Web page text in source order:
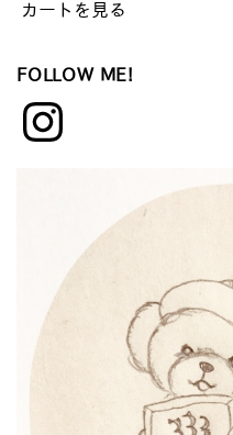
カートを見る
FOLLOW ME!
Instagram